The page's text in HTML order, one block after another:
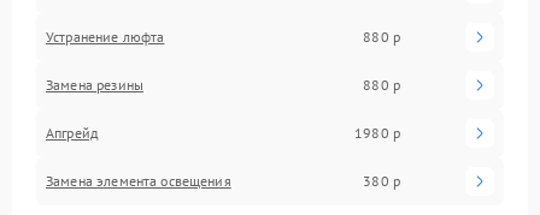
Устранение люфта 880 р
Замена резины 880 р
Апгрейд 1980 р
Замена элемента освещения 380 р